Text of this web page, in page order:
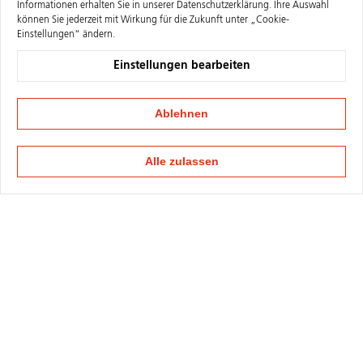
Informationen erhalten Sie in unserer Datenschutzerklärung. Ihre Auswahl
können Sie jederzeit mit Wirkung für die Zukunft unter „Cookie-
Einstellungen“ ändern.
Einstellungen bearbeiten
Ablehnen
Alle zulassen